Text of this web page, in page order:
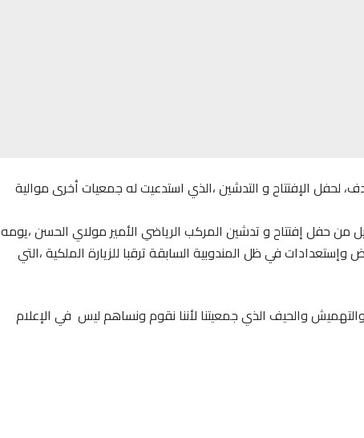
لحفل الإفتتاح و التدشين ،الذي استدعيت له جمعيات أخرى موالية
من حفل إفتتاح و تدشين المركب الرياضي الأمير مولاي الحسن ،يومه
في ظل المندوبية السابقة ترقبا للزيارة الملكية ،التي
والحيف الذي جمعيتنا لأننا نقوم ونساهم ليس في الإعلام